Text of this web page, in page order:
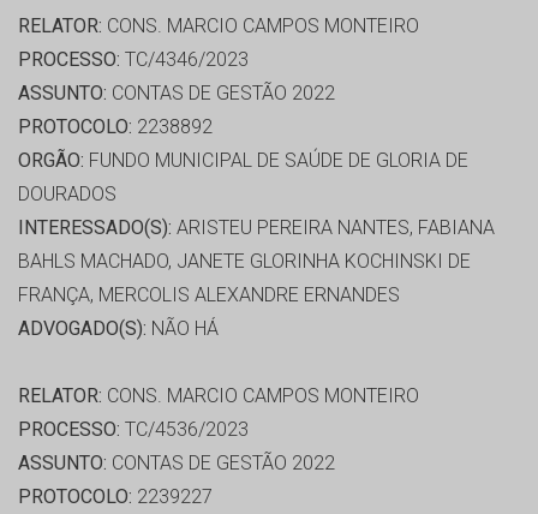
RELATOR: CONS. MARCIO CAMPOS MONTEIRO
PROCESSO: TC/4346/2023
ASSUNTO: CONTAS DE GESTÃO 2022
PROTOCOLO: 2238892
ORGÃO: FUNDO MUNICIPAL DE SAÚDE DE GLORIA DE
DOURADOS
INTERESSADO(S): ARISTEU PEREIRA NANTES, FABIANA
BAHLS MACHADO, JANETE GLORINHA KOCHINSKI DE
FRANÇA, MERCOLIS ALEXANDRE ERNANDES
ADVOGADO(S): NÃO HÁ
RELATOR: CONS. MARCIO CAMPOS MONTEIRO
PROCESSO: TC/4536/2023
ASSUNTO: CONTAS DE GESTÃO 2022
PROTOCOLO: 2239227